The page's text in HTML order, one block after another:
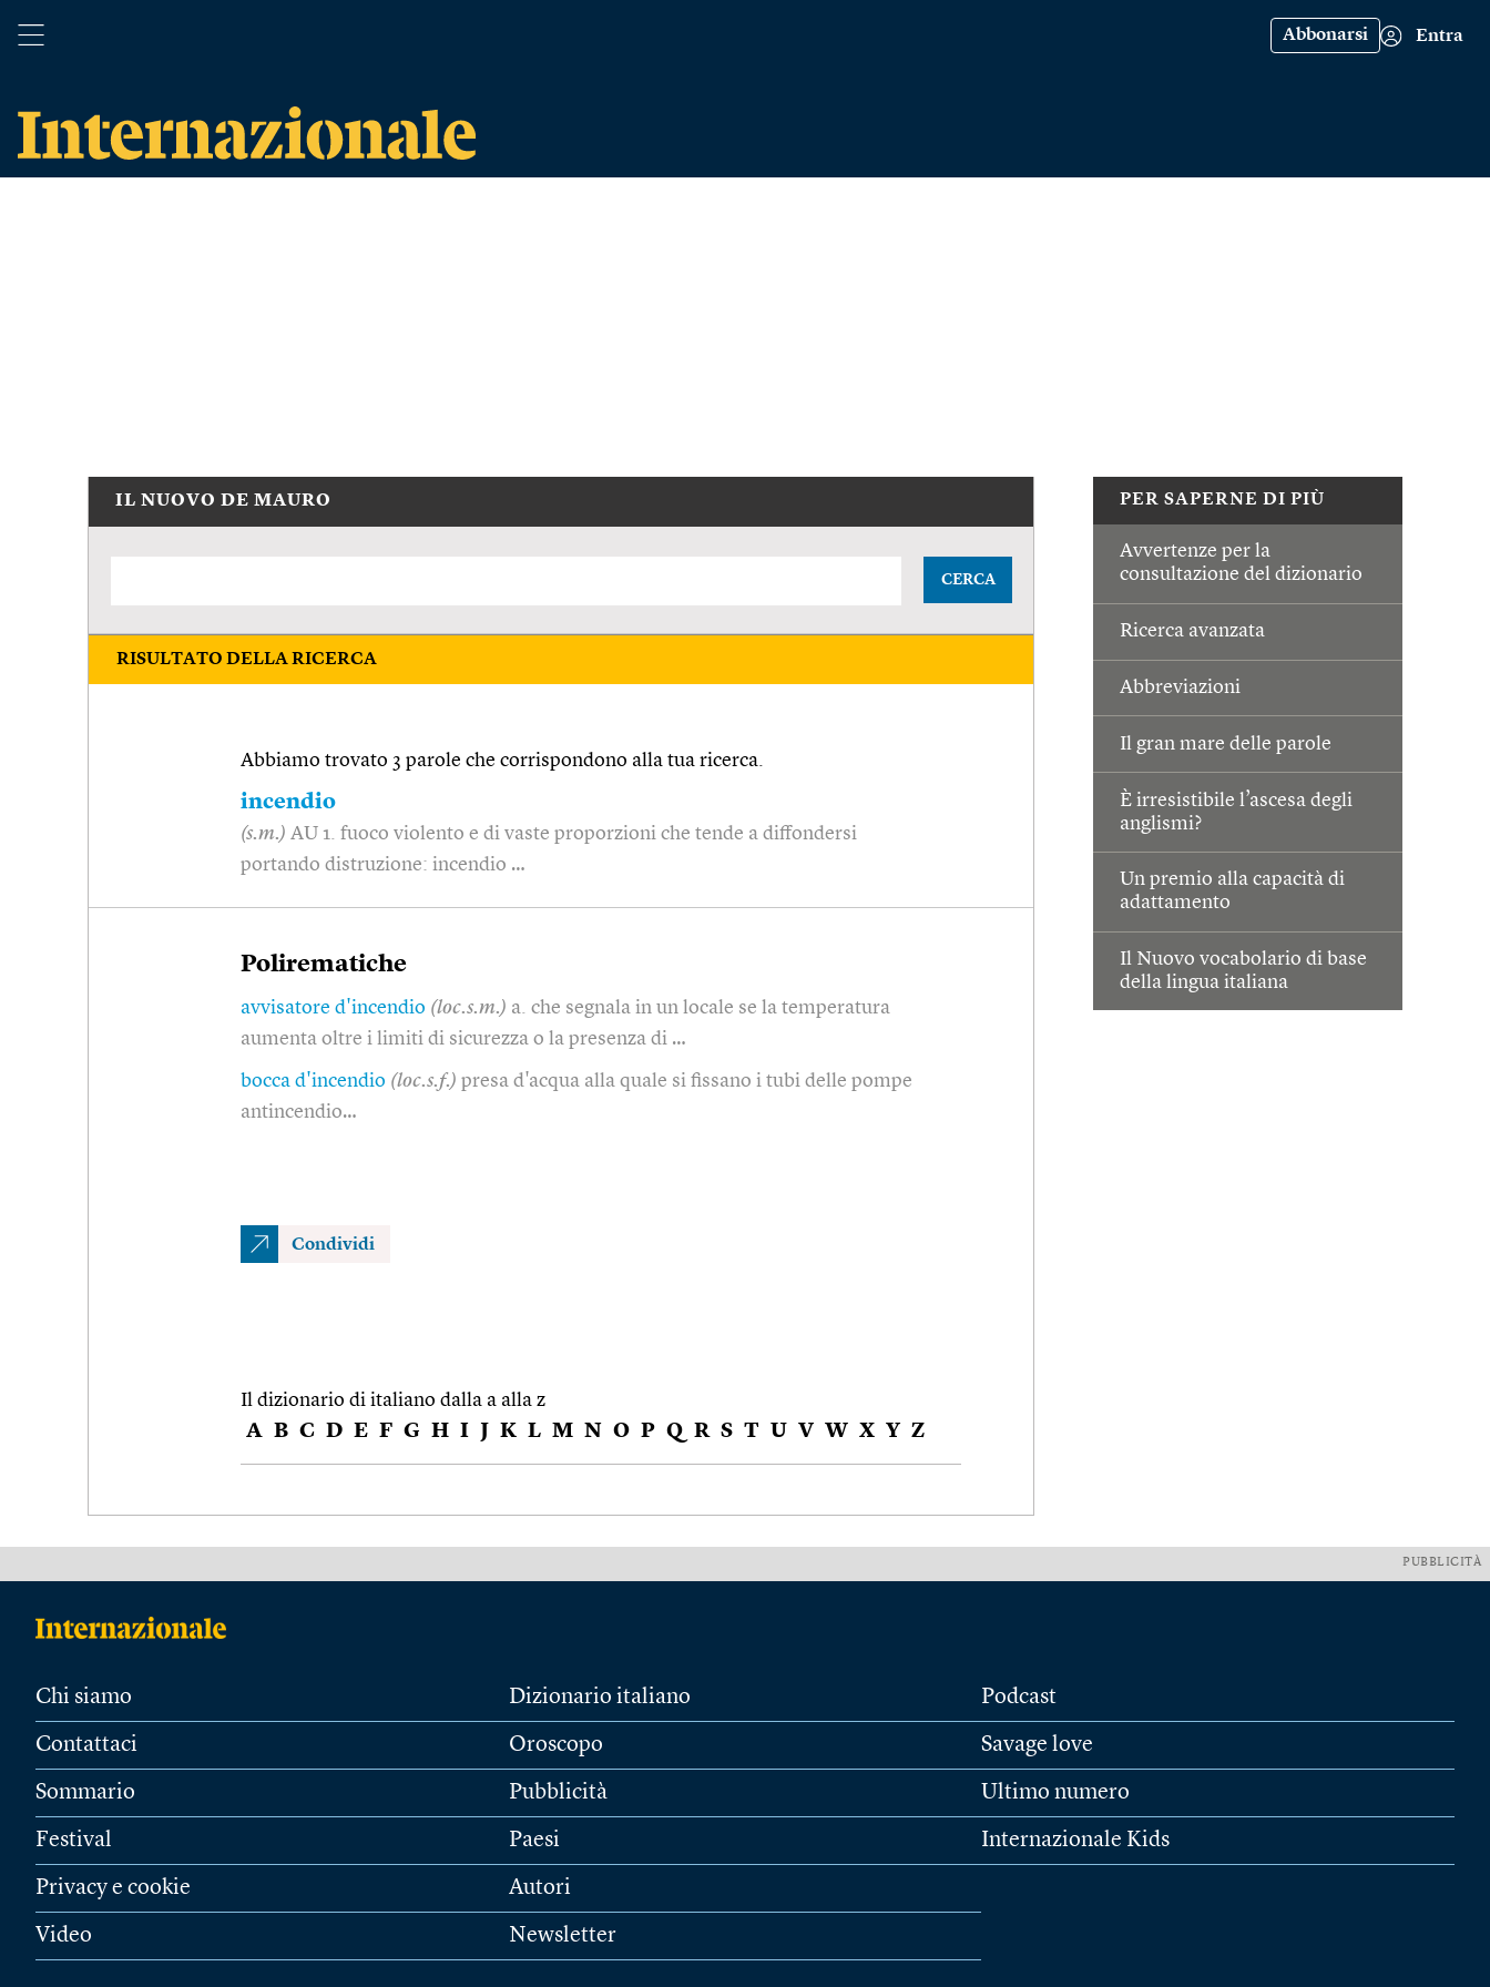
Abbonarsi Entra
PER SAPERNE DI PIÙ
Avvertenze per la
consultazione del dizionario
Ricerca avanzata
Abbreviazioni
Il gran mare delle parole
È irresistibile l’ascesa degli
anglismi?
Un premio alla capacità di
adattamento
Il Nuovo vocabolario di base
della lingua italiana
IL NUOVO DE MAURO
CERCA
RISULTATO DELLA RICERCA
Abbiamo trovato 3 parole che corrispondono alla tua ricerca.
incendio
(s.m.) AU 1. fuoco violento e di vaste proporzioni che tende a diffondersi
portando distruzione: incendio …
Polirematiche
avvisatore d'incendio (loc.s.m.) a. che segnala in un locale se la temperatura
aumenta oltre i limiti di sicurezza o la presenza di …
bocca d'incendio (loc.s.f.) presa d'acqua alla quale si fissano i tubi delle pompe
antincendio…
Condividi
Il dizionario di italiano dalla a alla z
A B C D E F G H I J K L M N O P Q R S T U V W X Y Z
PUBBLICITÀ
Chi siamo
Contattaci
Sommario
Festival
Privacy e cookie
Video
Dizionario italiano
Oroscopo
Pubblicità
Paesi
Autori
Newsletter
Podcast
Savage love
Ultimo numero
Internazionale Kids